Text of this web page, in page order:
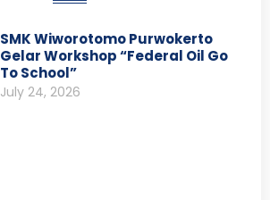
SMK Wiworotomo Purwokerto
Gelar Workshop “Federal Oil Go
To School”
July 24, 2026